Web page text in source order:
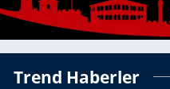
Trend Haberler